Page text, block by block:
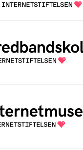
är ett
som
Internetstiftelsen
museum som byggts,
av Internetstiftelsen